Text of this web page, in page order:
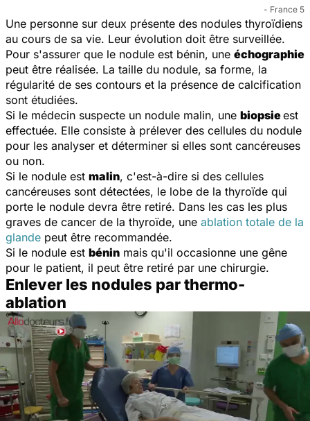
- France 5
Une personne sur deux présente des nodules thyroïdiens
au cours de sa vie. Leur évolution doit être surveillée.
Pour s'assurer que le nodule est bénin, une échographie
peut être réalisée. La taille du nodule, sa forme, la
régularité de ses contours et la présence de calcification
sont étudiées.
Si le médecin suspecte un nodule malin, une biopsieest
effectuée. Elle consiste à prélever des cellules du nodule
pour les analyser et déterminer si elles sont cancéreuses
ou non.
Si le nodule est malin, c'est-à-dire si des cellules
cancéreuses sont détectées, le lobe de la thyroïde qui
porte le nodule devra être retiré. Dans les cas les plus
graves de cancer de la thyroïde, une ablation totale de la
glande peut être recommandée.
Si le nodule est bénin mais qu'il occasionne une gêne
pour le patient, il peut être retiré par une chirurgie.
Enlever les nodules par thermo-
ablation